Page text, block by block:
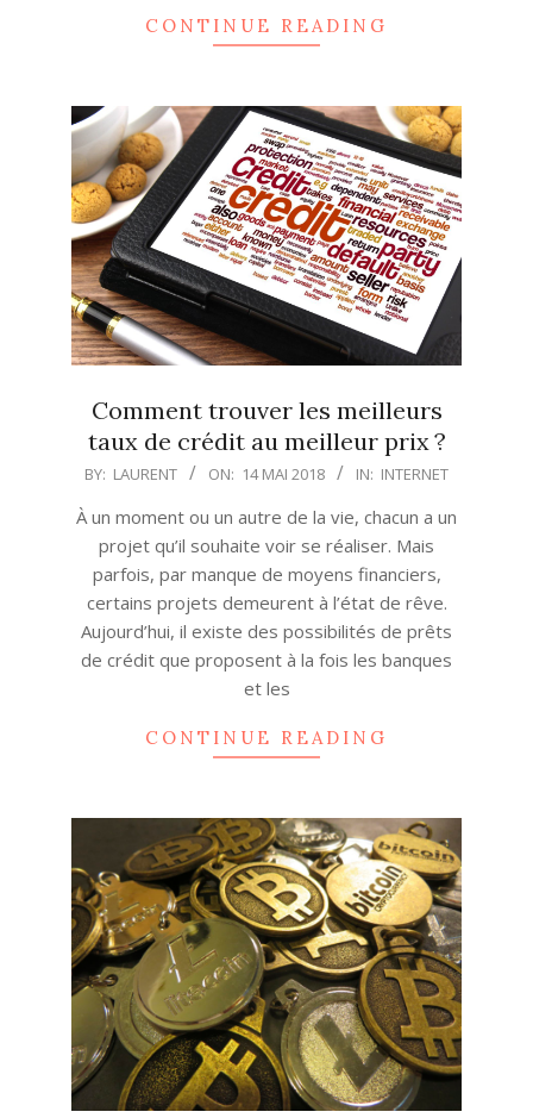
CONTINUE READING
Comment trouver les meilleurs
taux de crédit au meilleur prix ?
2018-
14
BY: LAURENT ON: 14 MAI 2018 IN: INTERNET
À un moment ou un autre de la vie, chacun a un
projet qu’il souhaite voir se réaliser. Mais
parfois, par manque de moyens financiers,
certains projets demeurent à l’état de rêve.
Aujourd’hui, il existe des possibilités de prêts
de crédit que proposent à la fois les banques
et les
CONTINUE READING